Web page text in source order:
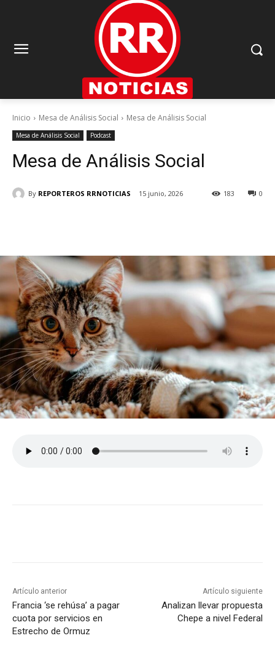
Inicio Mesa de Análisis Social Mesa de Análisis Social
Mesa de Análisis Social Podcast
Mesa de Análisis Social
By REPORTEROS RRNOTICIAS 15 junio, 2026 0
183
Artículo anterior
Francia ‘se rehúsa’ a pagar
cuota por servicios en
Estrecho de Ormuz
Artículo siguiente
Analizan llevar propuesta
Chepe a nivel Federal